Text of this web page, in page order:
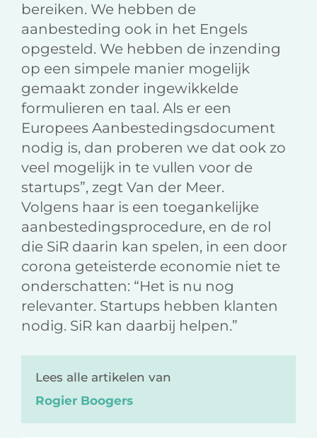
bereiken. We hebben de
aanbesteding ook in het Engels
opgesteld. We hebben de inzending
op een simpele manier mogelijk
gemaakt zonder ingewikkelde
formulieren en taal. Als er een
Europees Aanbestedingsdocument
nodig is, dan proberen we dat ook zo
veel mogelijk in te vullen voor de
startups”, zegt Van der Meer.
Volgens haar is een toegankelijke
aanbestedingsprocedure, en de rol
die SiR daarin kan spelen, in een door
corona geteisterde economie niet te
onderschatten: “Het is nu nog
relevanter. Startups hebben klanten
nodig. SiR kan daarbij helpen.”
Lees alle artikelen van
Rogier Boogers